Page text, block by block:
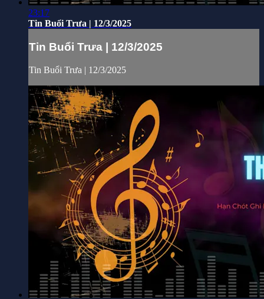
23:17
Tin Buổi Trưa | 12/3/2025
Tin Buổi Trưa | 12/3/2025
Tin Buổi Trưa | 12/3/2025